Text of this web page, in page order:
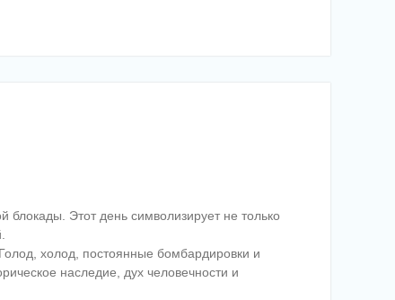
блокады. Этот день символизирует не только
холод, постоянные бомбардировки и
наследие, дух человечности и